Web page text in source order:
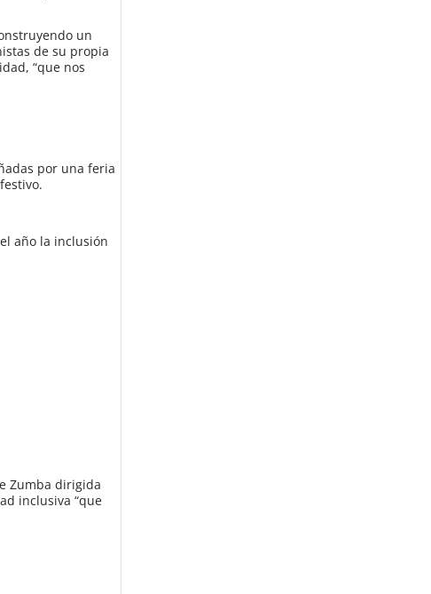
un
de su propia
“que nos
por una feria
año la inclusión
Zumba dirigida
inclusiva “que